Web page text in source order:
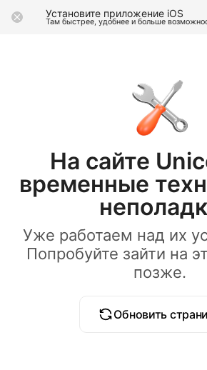
Установите приложение iOS
Там быстрее, удобнее и больше
На сайте
временные
Уже работаем над их
Попробуйте зайти на
позже.
Обновить